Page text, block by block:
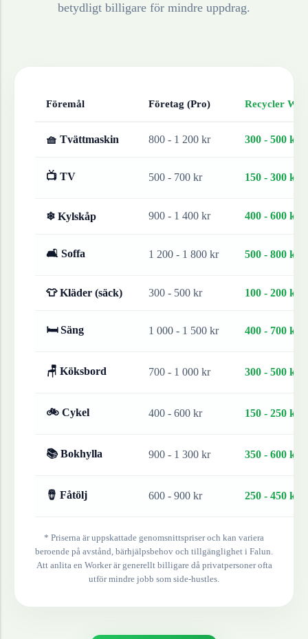
betydligt billigare för mindre uppdrag.
Föremål Företag (Pro) Recycler
🧺 Tvättmaskin 800 - 1 200 kr 300 - 500 kr
📺 TV 500 - 700 kr 150 - 300 kr
❄ Kylskåp 900 - 1 400 kr 400 - 600 kr
🛋 Soffa 1 200 - 1 800 kr 500 - 800 kr
👕 Kläder (säck) 300 - 500 kr 100 - 200 kr
🛏 Säng 1 000 - 1 500 kr 400 - 700 kr
🪑 Köksbord 700 - 1 000 kr 300 - 500 kr
🚲 Cykel 400 - 600 kr 150 - 250 kr
📚 Bokhylla 900 - 1 300 kr 350 - 600 kr
🪘 Fåtölj 600 - 900 kr 250 - 450 kr
* Priserna är uppskattade genomsnittspriser och kan variera
beroende på avstånd, bärhjälpsbehov och tillgänglighet i Falun.
Att anlita en Worker är generellt billigare då privatpersoner ofta
utför mindre jobb som side-hustles.